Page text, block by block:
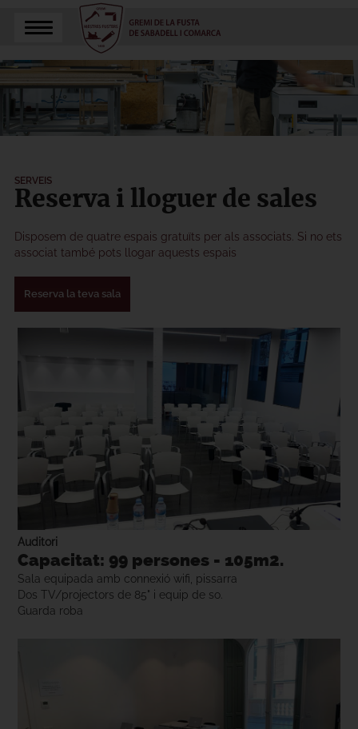
SERVEIS
Reserva i lloguer de sales
Disposem de quatre espais gratuïts per als associats. Si no ets
associat també pots llogar aquests espais
Reserva la teva sala
Auditori
Capacitat: 99 persones - 105m2.
Sala equipada amb connexió wifi, pissarra
Dos TV/projectors de 85" i equip de so.
Guarda roba